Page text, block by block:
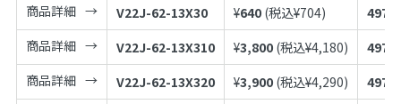
商品詳細
V22J-62-13X30 ¥640 (税込¥704)
商品詳細
V22J-62-13X310 ¥3,800 (税込¥4,180)
商品詳細
V22J-62-13X320 ¥3,900 (税込¥4,290)